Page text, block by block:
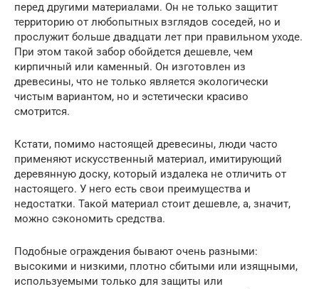
перед другими материалами. Он не только защитит
территорию от любопытных взглядов соседей, но и
прослужит больше двадцати лет при правильном уходе.
При этом такой забор обойдется дешевле, чем
кирпичный или каменный. Он изготовлен из
древесины, что не только является экологически
чистым вариантом, но и эстетически красиво
смотрится.
Кстати, помимо настоящей древесины, люди часто
применяют искусственный материал, имитирующий
деревянную доску, который издалека не отличить от
настоящего. У него есть свои преимущества и
недостатки. Такой материал стоит дешевле, а, значит,
можно сэкономить средства.
Подобные ограждения бывают очень разными:
высокими и низкими, плотно сбитыми или изящными,
используемыми только для защиты или